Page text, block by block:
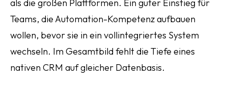
als die großen Plattformen. Ein guter Einstieg für
Teams, die Automation-Kompetenz aufbauen
wollen, bevor sie in ein vollintegriertes System
wechseln. Im Gesamtbild fehlt die Tiefe eines
nativen CRM auf gleicher Datenbasis.